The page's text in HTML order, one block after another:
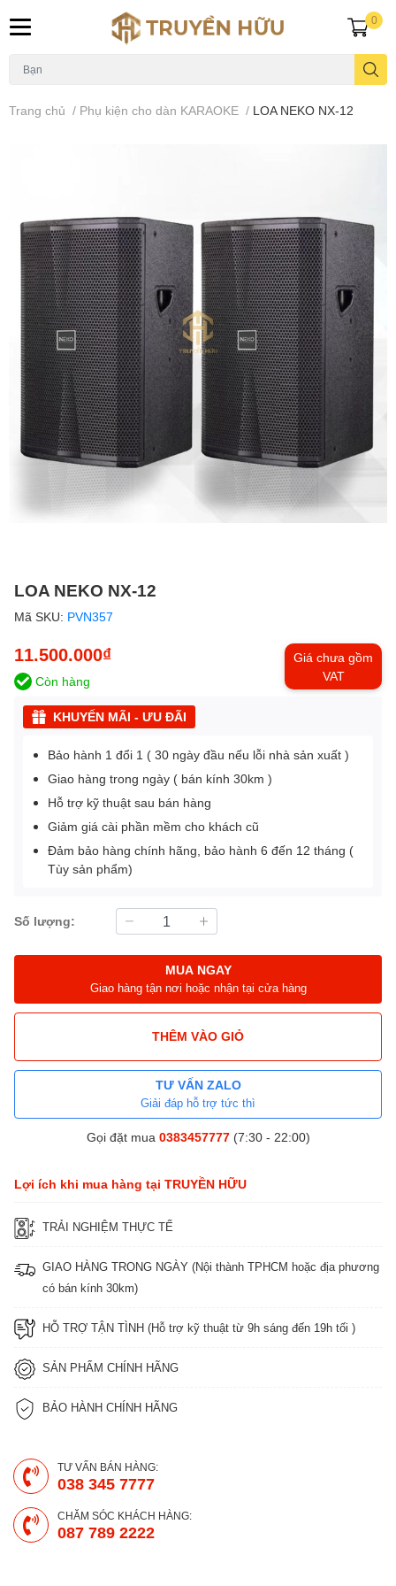
0
Trang chủ / Phụ kiện cho dàn KARAOKE / LOA NEKO NX-12
LOA NEKO NX-12
Mã SKU: PVN357
11.500.000₫
Giá chưa gồm
VAT
Còn hàng
KHUYẾN MÃI - ƯU ĐÃI
Bảo hành 1 đổi 1 ( 30 ngày đầu nếu lỗi nhà sản xuất )
Giao hàng trong ngày ( bán kính 30km )
Hỗ trợ kỹ thuật sau bán hàng
Giảm giá cài phần mềm cho khách cũ
Đảm bảo hàng chính hãng, bảo hành 6 đến 12 tháng (
Tùy sản phẩm)
Số lượng:
MUA NGAY
Giao hàng tận nơi hoặc nhận tại cửa hàng
THÊM VÀO GIỎ
TƯ VẤN ZALO
Giải đáp hỗ trợ tức thì
Gọi đặt mua 0383457777(7:30 - 22:00)
Lợi ích khi mua hàng tại TRUYỀN HỮU
TRẢI NGHIỆM THỰC TẾ
GIAO HÀNG TRONG NGÀY (Nội thành TPHCM hoặc địa phương
có bán kính 30km)
HỖ TRỢ TẬN TÌNH (Hỗ trợ kỹ thuật từ 9h sáng đến 19h tối )
SẢN PHẨM CHÍNH HÃNG
BẢO HÀNH CHÍNH HÃNG
TƯ VẤN BÁN HÀNG:
038 345 7777
CHĂM SÓC KHÁCH HÀNG:
087 789 2222